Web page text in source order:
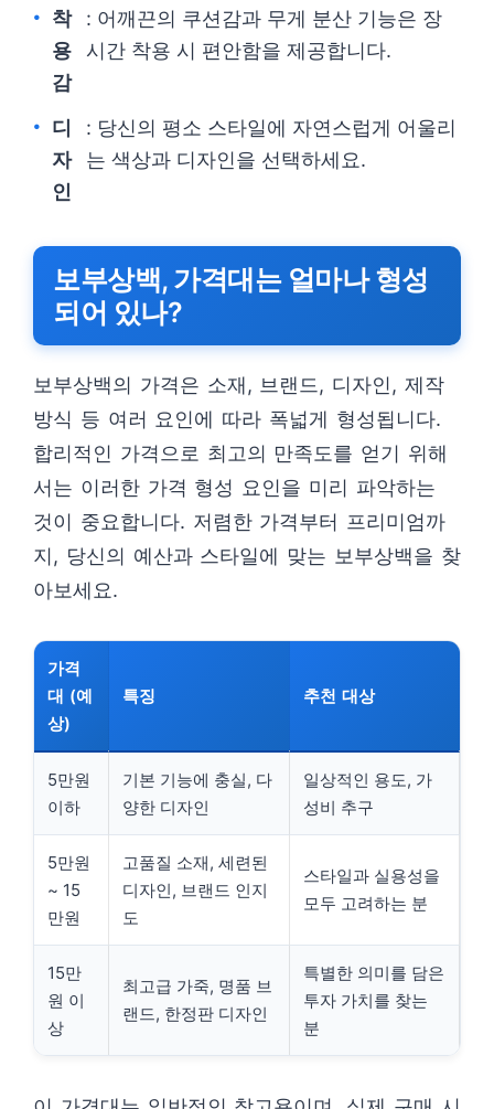
착
용
감
: 어깨끈의 쿠션감과 무게 분산 기능은 장
시간 착용 시 편안함을 제공합니다.
디
자
인
: 당신의 평소 스타일에 자연스럽게 어울리
는 색상과 디자인을 선택하세요.
보부상백, 가격대는 얼마나 형성
되어 있나?
보부상백의 가격은 소재, 브랜드, 디자인, 제작
방식 등 여러 요인에 따라 폭넓게 형성됩니다.
합리적인 가격으로 최고의 만족도를 얻기 위해
서는 이러한 가격 형성 요인을 미리 파악하는
것이 중요합니다. 저렴한 가격부터 프리미엄까
지, 당신의 예산과 스타일에 맞는 보부상백을 찾
아보세요.
가격
대 (예
상)
특징 추천 대상
5만원
이하
기본 기능에 충실, 다
양한 디자인
일상적인 용도, 가
성비 추구
5만원
~ 15
만원
고품질 소재, 세련된
디자인, 브랜드 인지
도
스타일과 실용성을
모두 고려하는 분
15만
원 이
상
최고급 가죽, 명품 브
랜드, 한정판 디자인
특별한 의미를 담은
투자 가치를 찾는
분